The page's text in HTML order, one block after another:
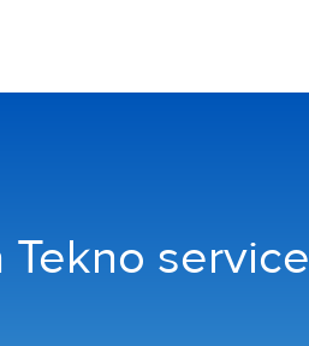
service